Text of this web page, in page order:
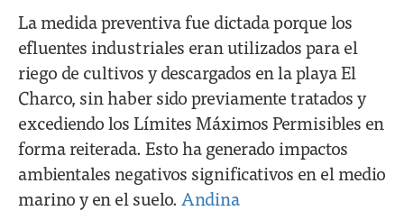
La medida preventiva fue dictada porque los
efluentes industriales eran utilizados para el
riego de cultivos y descargados en la playa El
Charco, sin haber sido previamente tratados y
excediendo los Límites Máximos Permisibles en
forma reiterada. Esto ha generado impactos
ambientales negativos significativos en el medio
marino y en el suelo. Andina